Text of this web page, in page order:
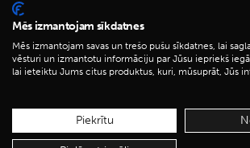
Piegādes iespējas:
Mēs izmantojam sīkdatnes
Mēs izmantojam savas un trešo pušu sīkdatnes, lai
vēsturi un izmantotu informāciju par Jūsu iepriekš
lai ieteiktu Jums citus produktus, kuri, mūsuprāt, Jūs
Piekrītu